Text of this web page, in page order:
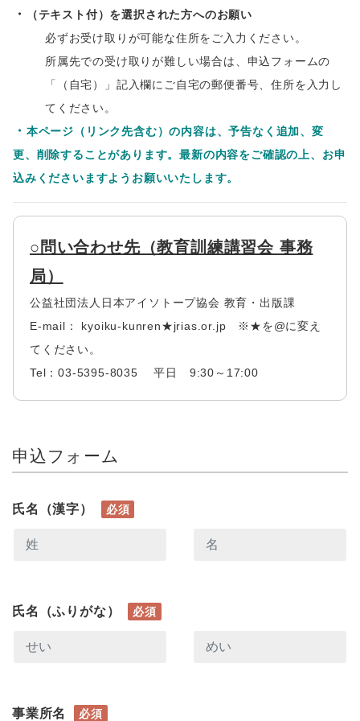
・
（テキスト付）を選択された方へのお願い
必ずお受け取りが可能な住所をご入力ください。
所属先での受け取りが難しい場合は、申込フォームの
「（自宅）」記入欄にご自宅の郵便番号、住所を入力し
てください。
・ 本ページ（リンク先含む）の内容は、予告なく追加、変
更、削除することがあります。最新の内容をご確認の上、お申
込みくださいますようお願いいたします。
○問い合わせ先（教育訓練講習会 事務
局）
公益社団法人日本アイソトープ協会 教育・出版課
E-mail： kyoiku-kunren★jrias.or.jp ※★を@に変え
てください。
Tel：03-5395-8035 平日 9:30～17:00
申込フォーム
氏名（漢字） 必須
氏名（ふりがな） 必須
事業所名 必須